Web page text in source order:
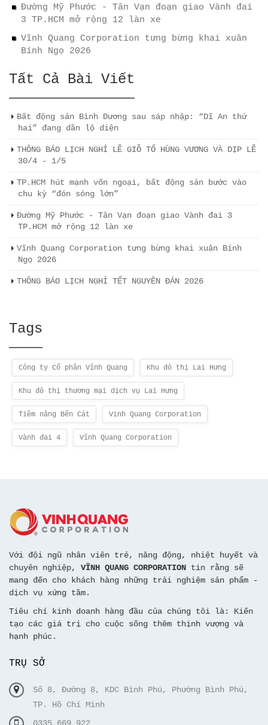
Đường Mỹ Phước - Tân Vạn đoạn giao Vành đai
3 TP.HCM mở rộng 12 làn xe
Vĩnh Quang Corporation tưng bừng khai xuân
Bính Ngọ 2026
Tất Cả Bài Viết
Bất động sản Bình Dương sau sáp nhập: “Dĩ An thứ
hai” đang dần lộ diện
THÔNG BÁO LỊCH NGHỈ LỄ GIỖ TỔ HÙNG VƯƠNG VÀ DỊP LỄ
30/4 - 1/5
TP.HCM hút mạnh vốn ngoại, bất động sản bước vào
chu kỳ “đón sóng lớn”
Đường Mỹ Phước - Tân Vạn đoạn giao Vành đai 3
TP.HCM mở rộng 12 làn xe
Vĩnh Quang Corporation tưng bừng khai xuân Bính
Ngọ 2026
THÔNG BÁO LỊCH NGHỈ TẾT NGUYÊN ĐÁN 2026
Tags
Công ty Cổ phần Vĩnh Quang Khu đô thị Lai Hưng
Khu đô thị thương mại dịch vụ Lai Hưng
Tiềm năng Bến Cát Vinh Quang Corporation
Vành đai 4 Vĩnh Quang Corporation
Với đội ngũ nhân viên trẻ, năng động, nhiệt huyết và
chuyên nghiệp, VĨNH QUANG CORPORATION tin rằng sẽ
mang đến cho khách hàng những trải nghiệm sản phẩm -
dịch vụ xứng tầm.
Tiêu chí kinh doanh hàng đầu của chúng tôi là: Kiến
tạo các giá trị cho cuộc sống thêm thịnh vượng và
hạnh phúc.
TRỤ SỞ
Số 8, Đường 8, KDC Bình Phú, Phường Bình Phú,
TP. Hồ Chí Minh